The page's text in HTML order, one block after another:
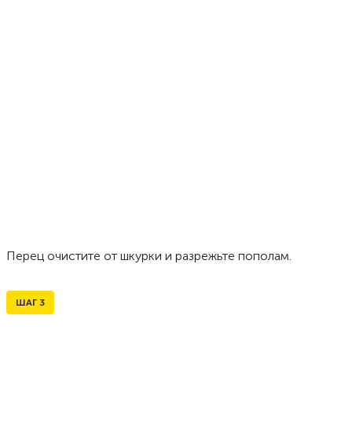
Перец очистите от шкурки и разрежьте пополам.
ШАГ 3